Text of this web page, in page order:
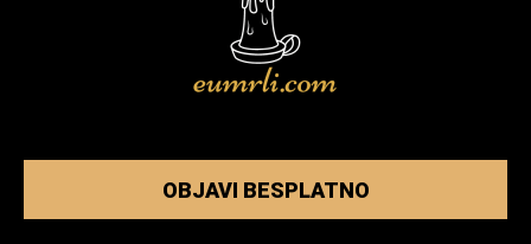
OBJAVI BESPLATNO